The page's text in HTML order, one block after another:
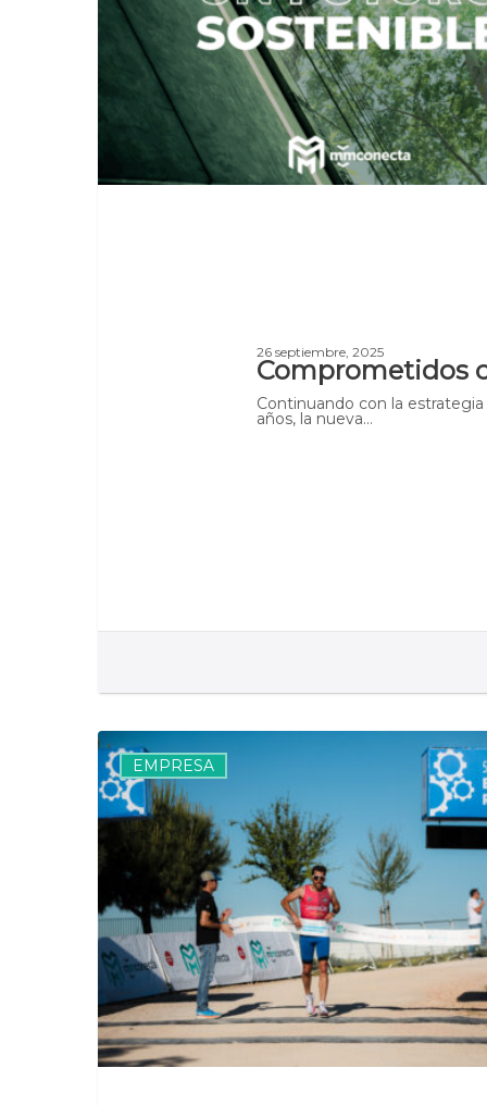
26 septiembre, 2025
Comprometidos
Continuando con la
años, la nueva…
V
Carrera
Solidaria
de
las
Enfermedades
Reumáticas
EMPRESA